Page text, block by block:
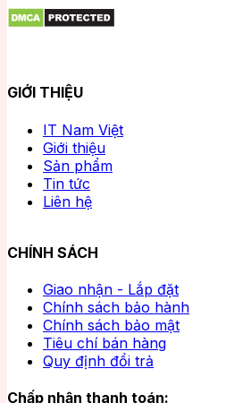
GIỚI THIỆU
IT Nam Việt
Giới thiệu
Sản phẩm
Tin tức
Liên hệ
CHÍNH SÁCH
Giao nhận - Lắp đặt
Chính sách bảo hành
Chính sách bảo mật
Tiêu chí bán hàng
Quy định đổi trả
Chấp nhận thanh toán: